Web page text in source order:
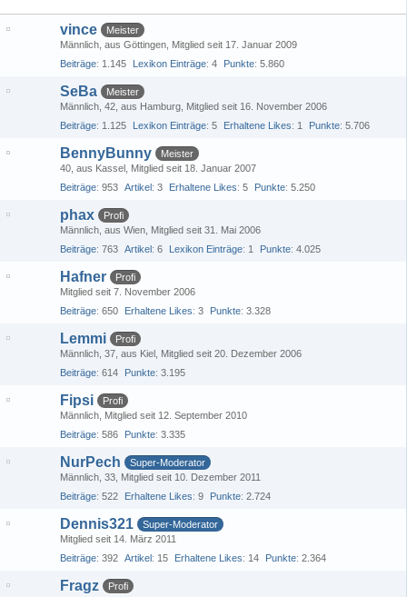
vince
Meister
Männlich aus Göttingen Mitglied seit 17. Januar 2009
Beiträge 1.145 Lexikon Einträge 4 Punkte 5.860
SeBa
Meister
Männlich 42 aus Hamburg Mitglied seit 16. November 2006
Beiträge 1.125 Lexikon Einträge 5 Erhaltene Likes 1 Punkte 5.706
BennyBunny
Meister
40 aus Kassel Mitglied seit 18. Januar 2007
Beiträge 953 Artikel 3 Erhaltene Likes 5 Punkte 5.250
phax
Profi
Männlich aus Wien Mitglied seit 31. Mai 2006
Beiträge 763 Artikel 6 Lexikon Einträge 1 Punkte 4.025
Hafner
Profi
Mitglied seit 7. November 2006
Beiträge 650 Erhaltene Likes 3 Punkte 3.328
Lemmi
Profi
Männlich 37 aus Kiel Mitglied seit 20. Dezember 2006
Beiträge 614 Punkte 3.195
Fipsi
Profi
Männlich Mitglied seit 12. September 2010
Beiträge 586 Punkte 3.335
NurPech
Super-Moderator
Männlich 33 Mitglied seit 10. Dezember 2011
Beiträge 522 Erhaltene Likes 9 Punkte 2.724
Dennis321
Super-Moderator
Mitglied seit 14. März 2011
Beiträge 392 Artikel 15 Erhaltene Likes 14 Punkte 2.364
Fragz
Profi